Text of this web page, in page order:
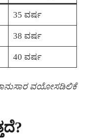
35 ವರ್ಷ
38 ವರ್ಷ
40 ವರ್ಷ
ವಯೋಸಡಿಲಿಕೆ